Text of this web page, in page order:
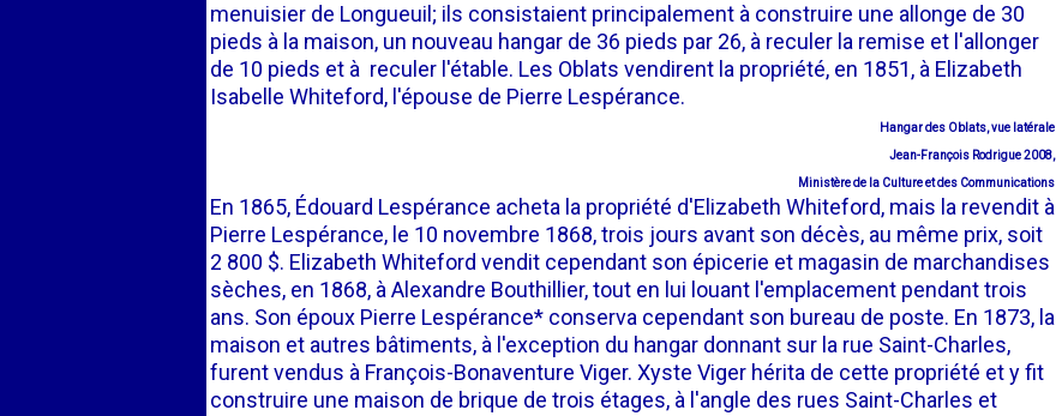
menuisier de Longueuil; ils consistaient principalement à construire une allonge de 30
pieds à la maison, un nouveau hangar de 36 pieds par 26, à reculer la remise et l'allonger
de 10 pieds et à reculer l'étable. Les Oblats vendirent la propriété, en 1851, à Elizabeth
Isabelle Whiteford, l'épouse de Pierre Lespérance.
Hangar des Oblats, vue latérale
Jean-François Rodrigue 2008,
Ministère de la Culture et des Communications
En 1865, Édouard Lespérance acheta la propriété d'Elizabeth Whiteford, mais la revendit à
Pierre Lespérance, le 10 novembre 1868, trois jours avant son décès, au même prix, soit
2 800 $. Elizabeth Whiteford vendit cependant son épicerie et magasin de marchandises
sèches, en 1868, à Alexandre Bouthillier, tout en lui louant l'emplacement pendant trois
ans. Son époux Pierre Lespérance* conserva cependant son bureau de poste. En 1873, la
maison et autres bâtiments, à l'exception du hangar donnant sur la rue Saint-Charles,
furent vendus à François-Bonaventure Viger. Xyste Viger hérita de cette propriété et y fit
construire une maison de brique de trois étages, à l'angle des rues Saint-Charles et